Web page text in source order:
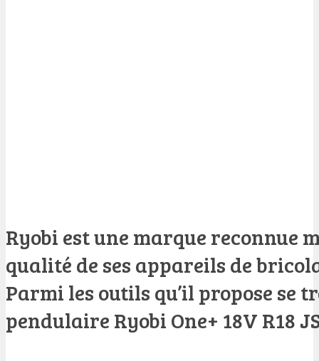
Ryobi est une marque reconnue
qualité de ses appareils de
Parmi les outils qu’il propose se
pendulaire Ryobi One+ 18V R18